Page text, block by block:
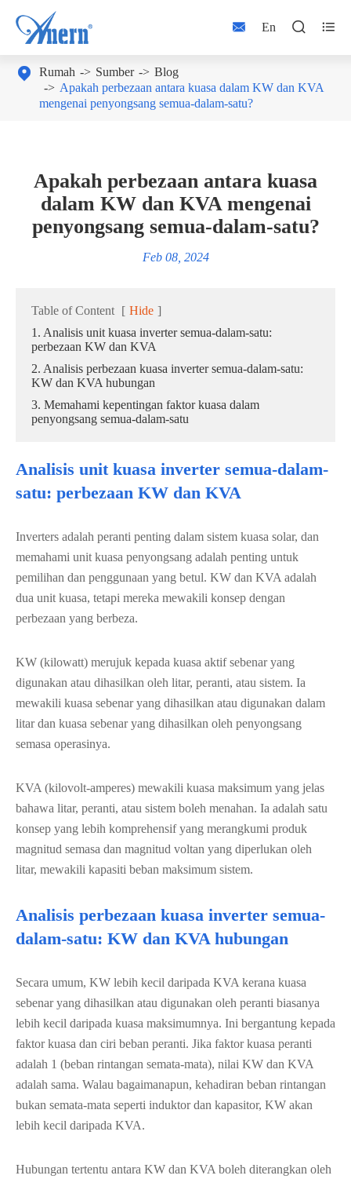
 En  
 Rumah Sumber
Blog
Apakah perbezaan antara kuasa dalam KW dan KVA
mengenai penyongsang semua-dalam-satu?
Apakah perbezaan antara kuasa
dalam KW dan KVA mengenai
penyongsang semua-dalam-satu?
Feb 08, 2024
Table of Content [ Hide ]
1. Analisis unit kuasa inverter semua-dalam-satu:
perbezaan KW dan KVA
2. Analisis perbezaan kuasa inverter semua-dalam-satu:
KW dan KVA hubungan
3. Memahami kepentingan faktor kuasa dalam
penyongsang semua-dalam-satu
Analisis unit kuasa inverter semua-dalam-
satu: perbezaan KW dan KVA
Inverters adalah peranti penting dalam sistem kuasa solar, dan
memahami unit kuasa penyongsang adalah penting untuk
pemilihan dan penggunaan yang betul. KW dan KVA adalah
dua unit kuasa, tetapi mereka mewakili konsep dengan
perbezaan yang berbeza.
KW (kilowatt) merujuk kepada kuasa aktif sebenar yang
digunakan atau dihasilkan oleh litar, peranti, atau sistem. Ia
mewakili kuasa sebenar yang dihasilkan atau digunakan dalam
litar dan kuasa sebenar yang dihasilkan oleh penyongsang
semasa operasinya.
KVA (kilovolt-amperes) mewakili kuasa maksimum yang jelas
bahawa litar, peranti, atau sistem boleh menahan. Ia adalah satu
konsep yang lebih komprehensif yang merangkumi produk
magnitud semasa dan magnitud voltan yang diperlukan oleh
litar, mewakili kapasiti beban maksimum sistem.
Analisis perbezaan kuasa inverter semua-
dalam-satu: KW dan KVA hubungan
Secara umum, KW lebih kecil daripada KVA kerana kuasa
sebenar yang dihasilkan atau digunakan oleh peranti biasanya
lebih kecil daripada kuasa maksimumnya. Ini bergantung kepada
faktor kuasa dan ciri beban peranti. Jika faktor kuasa peranti
adalah 1 (beban rintangan semata-mata), nilai KW dan KVA
adalah sama. Walau bagaimanapun, kehadiran beban rintangan
bukan semata-mata seperti induktor dan kapasitor, KW akan
lebih kecil daripada KVA.
Hubungan tertentu antara KW dan KVA boleh diterangkan oleh